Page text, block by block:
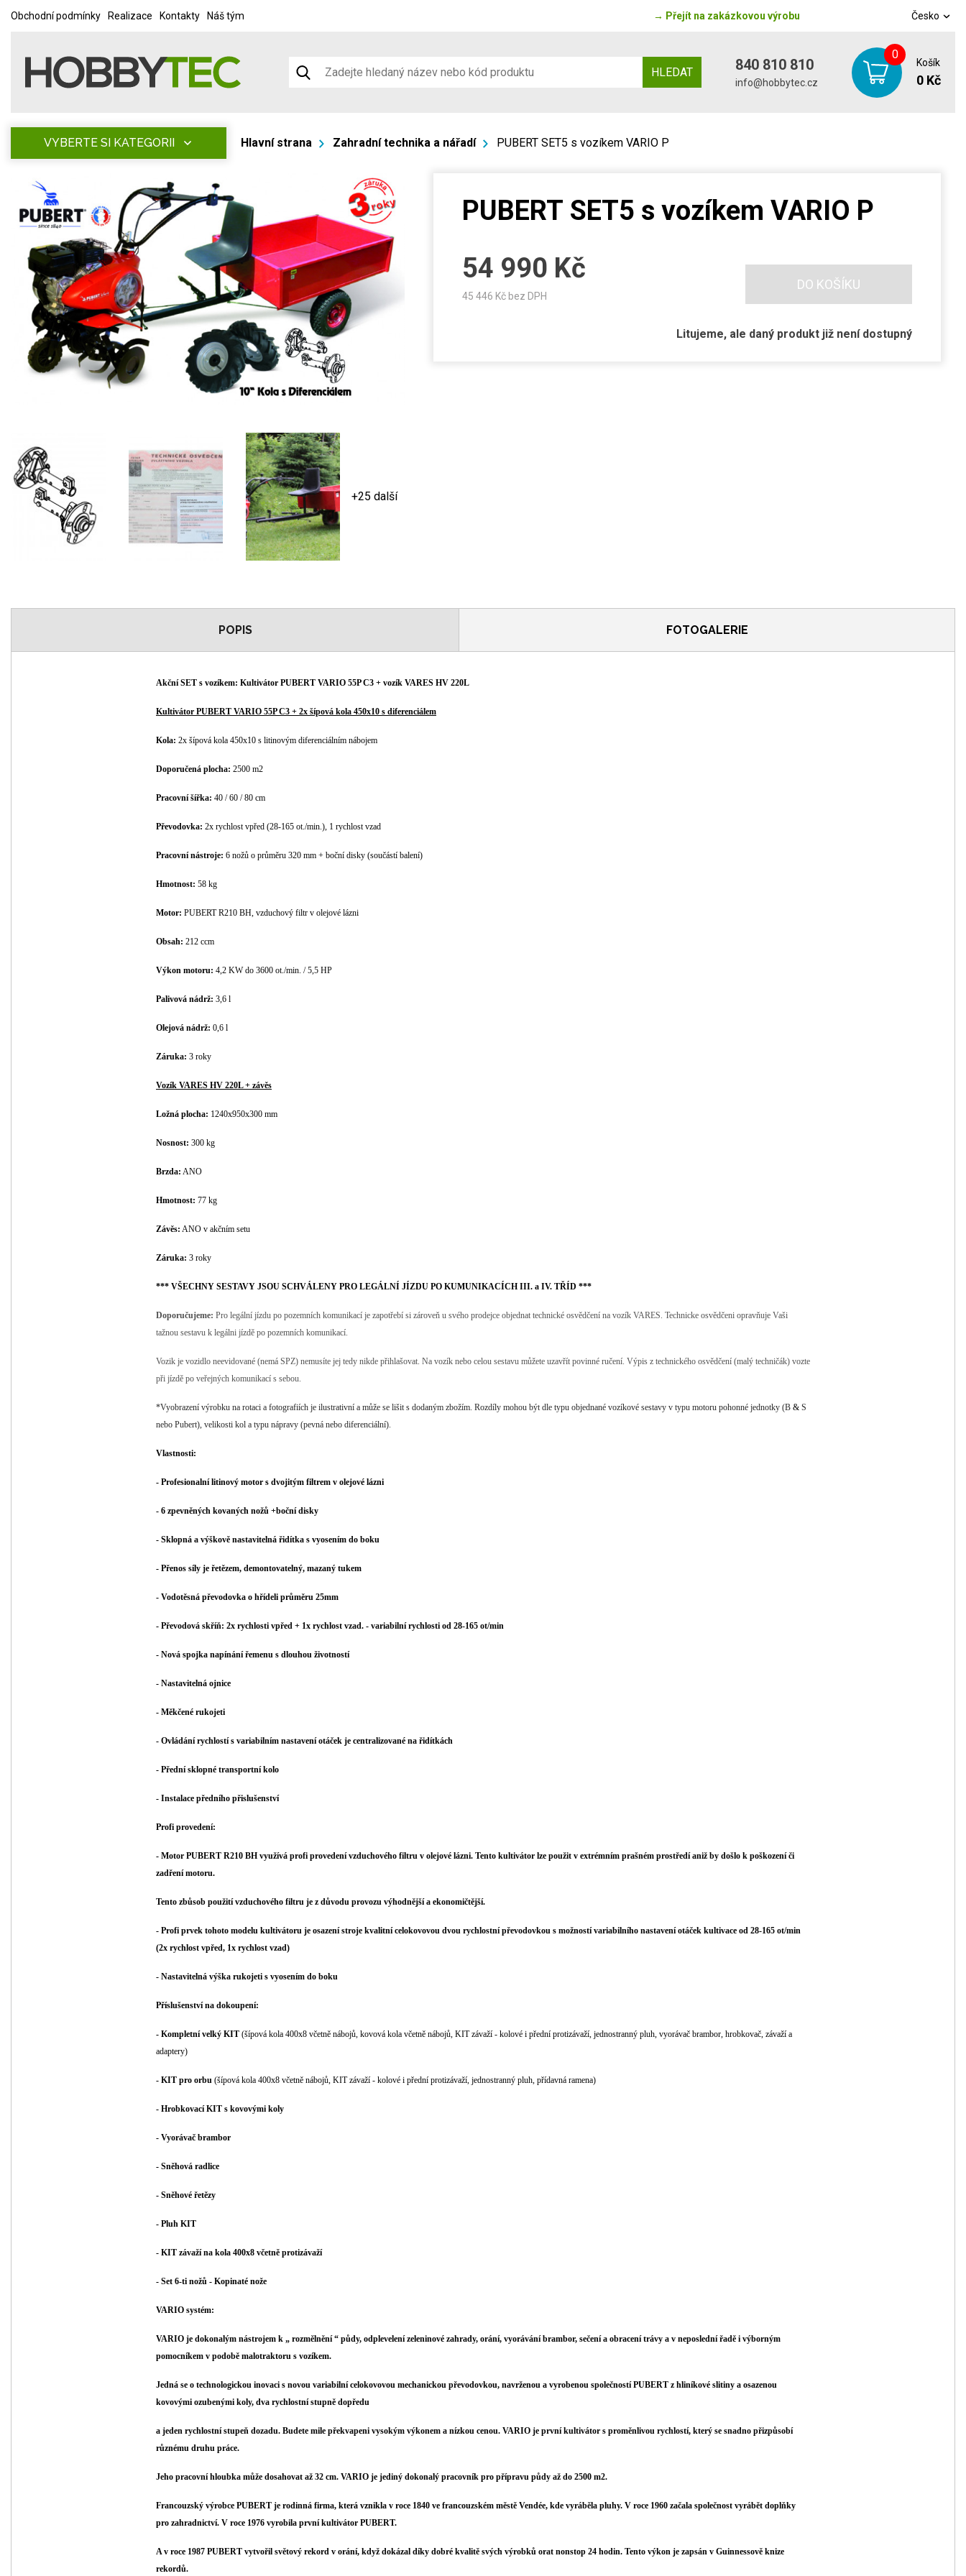
Obchodní podmínky Realizace Kontakty Náš tým → Přejít na zakázkovou výrobu Česko
HLEDAT 840 810 810
info@hobbytec.cz
0
Košík
0 Kč
VYBERTE SI KATEGORII Hlavní strana Zahradní technika a nářadí PUBERT SET5 s vozíkem VARIO P
+25 další
PUBERT SET5 s vozíkem VARIO P
54 990 Kč
45 446 Kč bez DPH
DO KOŠÍKU
Litujeme, ale daný produkt již není dostupný
POPIS FOTOGALERIE
Akční SET s vozíkem: Kultivátor PUBERT VARIO 55P C3 + vozík VARES HV 220L
Kultivátor PUBERT VARIO 55P C3 + 2x šípová kola 450x10 s diferenciálem
Kola: 2x šípová kola 450x10 s litinovým diferenciálním nábojem
Doporučená plocha: 2500 m2
Pracovní šířka: 40 / 60 / 80 cm
Převodovka: 2x rychlost vpřed (28-165 ot./min.), 1 rychlost vzad
Pracovní nástroje: 6 nožů o průměru 320 mm + boční disky (součástí balení)
Hmotnost: 58 kg
Motor: PUBERT R210 BH, vzduchový filtr v olejové lázni
Obsah: 212 ccm
Výkon motoru: 4,2 KW do 3600 ot./min. / 5,5 HP
Palivová nádrž: 3,6 l
Olejová nádrž: 0,6 l
Záruka: 3 roky
Vozík VARES HV 220L + závěs
Ložná plocha: 1240x950x300 mm
Nosnost: 300 kg
Brzda: ANO
Hmotnost: 77 kg
Závěs: ANO v akčním setu
Záruka: 3 roky
*** VŠECHNY SESTAVY JSOU SCHVÁLENY PRO LEGÁLNÍ JÍZDU PO KUMUNIKACÍCH III. a IV. TŘÍD ***
Doporučujeme: Pro legální jízdu po pozemních komunikací je zapotřebí si zároveň u svého prodejce objednat technické osvědčení na vozík VARES. Technicke osvědčeni opravňuje Vaši
tažnou sestavu k legálni jízdě po pozemních komunikací.
Vozik je vozidlo neevidované (nemá SPZ) nemusíte jej tedy nikde přihlašovat. Na vozík nebo celou sestavu můžete uzavřít povinné ručení. Výpis z technického osvědčení (malý techničák) vozte
při jízdě po veřejných komunikací s sebou.
*Vyobrazení výrobku na rotaci a fotografiích je ilustrativní a může se lišit s dodaným zbožím. Rozdíly mohou být dle typu objednané vozíkové sestavy v typu motoru pohonné jednotky (B & S
nebo Pubert), velikosti kol a typu nápravy (pevná nebo diferenciální).
Vlastnosti:
- Profesionalní litinový motor s dvojitým filtrem v olejové lázni
- 6 zpevněných kovaných nožů +boční disky
- Sklopná a výškově nastavitelná řidítka s vyosením do boku
- Přenos síly je řetězem, demontovatelný, mazaný tukem
- Vodotěsná převodovka o hřídeli průměru 25mm
- Převodová skříň: 2x rychlosti vpřed + 1x rychlost vzad. - variabilní rychlosti od 28-165 ot/min
- Nová spojka napínání řemenu s dlouhou životností
- Nastavitelná ojnice
- Měkčené rukojeti
- Ovládání rychlostí s variabilním nastavení otáček je centralizované na řidítkách
- Přední sklopné transportní kolo
- Instalace předního přislušenství
Profi provedení:
- Motor PUBERT R210 BH využívá profi provedení vzduchového filtru v olejové lázni. Tento kultivátor lze použit v extrémním prašném prostředí aniž by došlo k poškození či
zadření motoru.
Tento zbůsob použití vzduchového filtru je z důvodu provozu výhodnější a ekonomičtější.
- Profi prvek tohoto modelu kultivátoru je osazení stroje kvalitní celokovovou dvou rychlostní převodovkou s možností variabilního nastavení otáček kultivace od 28-165 ot/min
(2x rychlost vpřed, 1x rychlost vzad)
- Nastavitelná výška rukojeti s vyosením do boku
Příslušenství na dokoupení:
- Kompletní velký KIT (šípová kola 400x8 včetně nábojů, kovová kola včetně nábojů, KIT závaží - kolové i přední protizávaží, jednostranný pluh, vyorávač brambor, hrobkovač, závaží a
adaptery)
- KIT pro orbu (šípová kola 400x8 včetně nábojů, KIT závaží - kolové i přední protizávaží, jednostranný pluh, přídavná ramena)
- Hrobkovací KIT s kovovými koly
- Vyorávač brambor
- Sněhová radlice
- Sněhové řetězy
- Pluh KIT
- KIT závaží na kola 400x8 včetně protizávaží
- Set 6-ti nožů - Kopinaté nože
VARIO systém:
VARIO je dokonalým nástrojem k „ rozmělnění “ půdy, odplevelení zeleninové zahrady, orání, vyorávání brambor, sečení a obracení trávy a v neposlední řadě i výborným
pomocníkem v podobě malotraktoru s vozíkem.
Jedná se o technologickou inovaci s novou variabilní celokovovou mechanickou převodovkou, navrženou a vyrobenou společností PUBERT z hliníkové slitiny a osazenou
kovovými ozubenými koly, dva rychlostní stupně dopředu
a jeden rychlostní stupeň dozadu. Budete mile překvapeni vysokým výkonem a nízkou cenou. VARIO je první kultivátor s proměnlivou rychlostí, který se snadno přizpůsobí
různému druhu práce.
Jeho pracovní hloubka může dosahovat až 32 cm. VARIO je jediný dokonalý pracovník pro přípravu půdy až do 2500 m2.
Francouzský výrobce PUBERT je rodinná firma, která vznikla v roce 1840 ve francouzském městě Vendée, kde vyráběla pluhy. V roce 1960 začala společnost vyrábět doplňky
pro zahradnictví. V roce 1976 vyrobila první kultivátor PUBERT.
A v roce 1987 PUBERT vytvořil světový rekord v orání, když dokázal díky dobré kvalitě svých výrobků orat nonstop 24 hodin. Tento výkon je zapsán v Guinnessově knize
rekordů.